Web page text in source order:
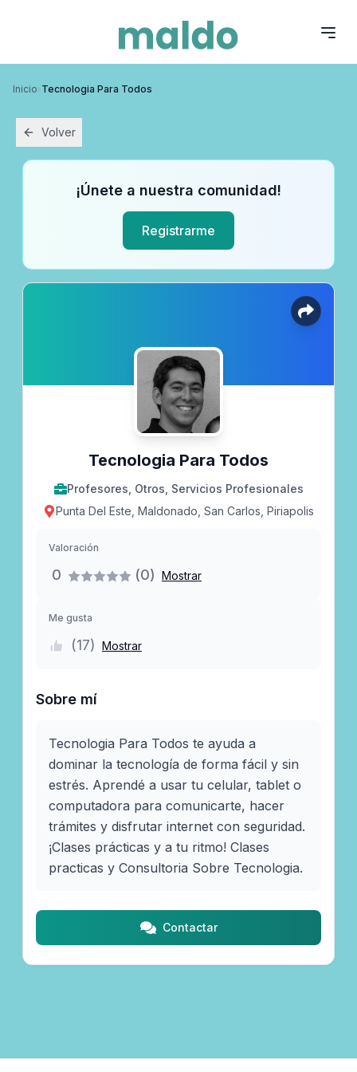
Inicio›Tecnologia Para Todos
Volver
¡Únete a nuestra comunidad!
Registrarme
Tecnologia Para Todos
Profesores, Otros, Servicios Profesionales
Punta Del Este, Maldonado, San Carlos, Piriapolis
Valoración
0 (0) Mostrar
Me gusta
(17) Mostrar
Sobre mí
Tecnologia Para Todos te ayuda a
dominar la tecnología de forma fácil y sin
estrés. Aprendé a usar tu celular, tablet o
computadora para comunicarte, hacer
trámites y disfrutar internet con seguridad.
¡Clases prácticas y a tu ritmo! Clases
practicas y Consultoria Sobre Tecnologia.
Contactar